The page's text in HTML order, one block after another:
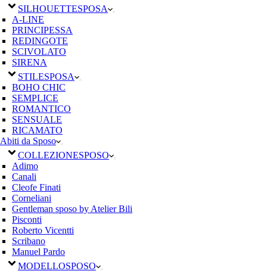
SILHOUETTESPOSA
A-LINE
PRINCIPESSA
REDINGOTE
SCIVOLATO
SIRENA
STILESPOSA
BOHO CHIC
SEMPLICE
ROMANTICO
SENSUALE
RICAMATO
Abiti da Sposo
COLLEZIONESPOSO
Adimo
Canali
Cleofe Finati
Corneliani
Gentleman sposo by Atelier Bili
Pisconti
Roberto Vicentti
Scribano
Manuel Pardo
MODELLOSPOSO